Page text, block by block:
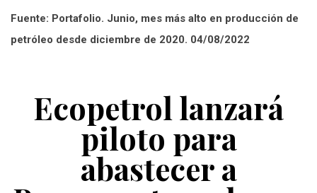
Fuente: Portafolio. Junio, mes más alto en producción de
petróleo desde diciembre de 2020. 04/08/2022
Ecopetrol lanzará
piloto para
abastecer a